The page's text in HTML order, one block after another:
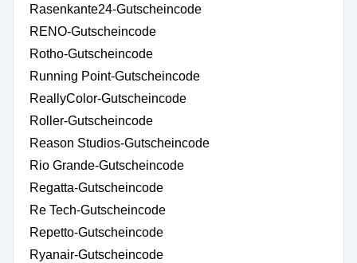
Rasenkante24-Gutscheincode
RENO-Gutscheincode
Rotho-Gutscheincode
Running Point-Gutscheincode
ReallyColor-Gutscheincode
Roller-Gutscheincode
Reason Studios-Gutscheincode
Rio Grande-Gutscheincode
Regatta-Gutscheincode
Re Tech-Gutscheincode
Repetto-Gutscheincode
Ryanair-Gutscheincode